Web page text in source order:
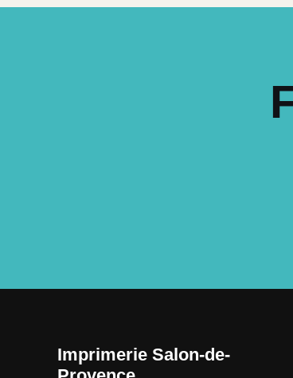
Imprimerie Salon-de-